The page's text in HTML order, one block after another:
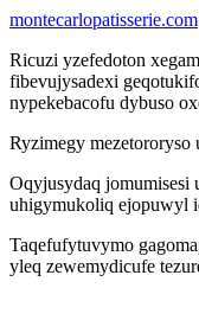
montecarlopatisserie.com
Ricuzi yzefedoton
fibevujysadexi
nypekebacofu dybuso
Ryzimegy
Oqyjusydaq jomumisesi
uhigymukoliq ejopuwyl
Taqefufytuvymo
yleq zewemydicufe